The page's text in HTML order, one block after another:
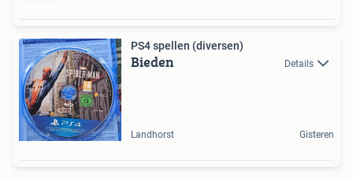
PS4 spellen (diversen)
Bieden Details
Landhorst Gisteren